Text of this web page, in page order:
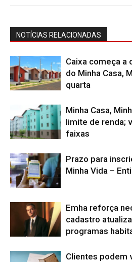
NOTÍCIAS RELACIONADAS
Caixa começa a
do Minha Casa,
quarta
Minha Casa,
limite de renda;
faixas
Prazo para
Minha Vida –
Emha reforça
cadastro
programas
Clientes podem